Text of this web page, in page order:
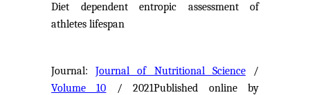
Diet dependent entropic assessment of
athletes lifespan
Journal:Journal of Nutritional Science/
Volume 10 / 2021Published online by